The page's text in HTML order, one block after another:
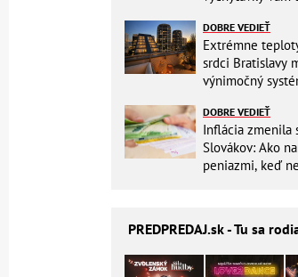
DOBRE VEDIEŤ
Extrémne
srdci Bratislavy
výnimočný
DOBRE VEDIEŤ
Inflácia zmenila
Slovákov: Ako
peniazmi, keď
PREDPREDAJ.sk - Tu sa